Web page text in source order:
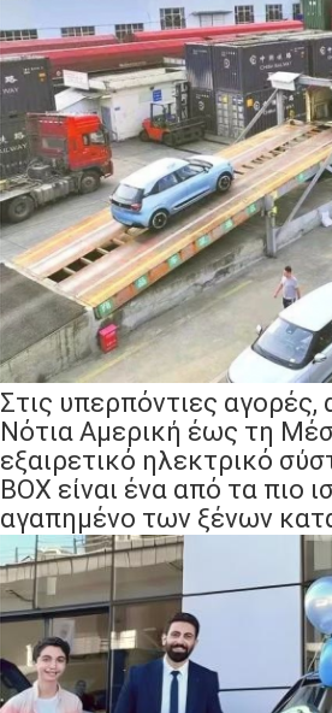
Στις υπερπόντιες
Νότια Αμερική έως τη
εξαιρετικό ηλεκτρικό
BOX είναι ένα από τα πιο
αγαπημένο των ξένων